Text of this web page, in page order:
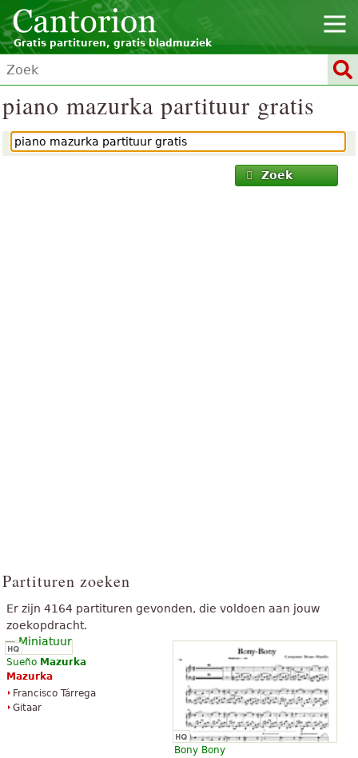
Gratis partituren, gratis bladmuziek
piano mazurka partituur gratis
Zoek
Partituren zoeken
Er zijn 4164 partituren gevonden, die voldoen aan jouw
zoekopdracht.
Sueño Mazurka
Mazurka
Francisco Tárrega
Gitaar
Bony Bony